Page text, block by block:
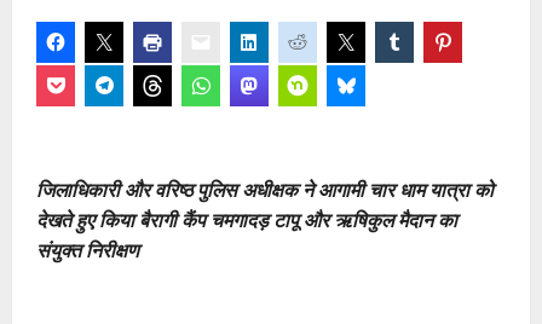
जिलाधिकारी और वरिष्ठ पुलिस अधीक्षक ने आगामी चार धाम यात्रा को
देखते हुए किया बैरागी कैंप चमगादड़ टापू और ऋषिकुल मैदान का
संयुक्त निरीक्षण